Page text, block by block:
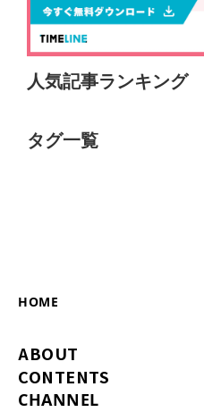
人気記事ランキング
タグ一覧
HOME
ABOUT
CONTENTS
CHANNEL